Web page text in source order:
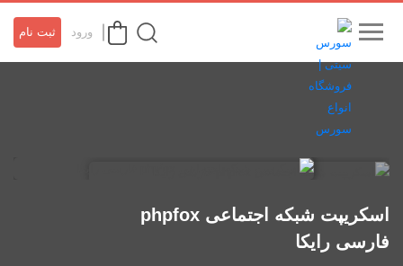
ورود ثبت نام
اسکریپت شبکه اجتماعی phpfox
فارسی رایکا